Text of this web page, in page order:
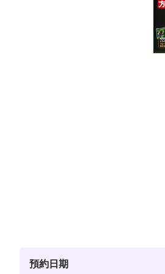
預約日期